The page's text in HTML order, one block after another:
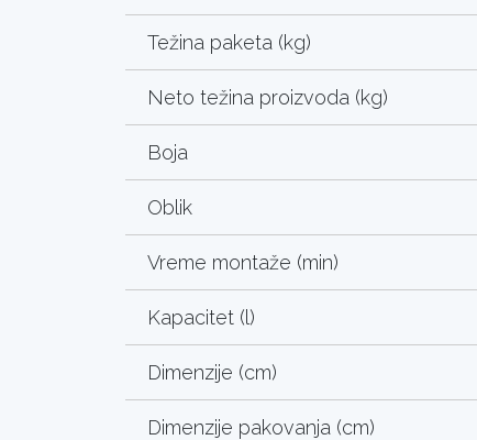
Težina paketa (kg)
Neto težina proizvoda (kg)
Boja
Oblik
Vreme montaže (min)
Kapacitet (l)
Dimenzije (cm)
Dimenzije pakovanja (cm)